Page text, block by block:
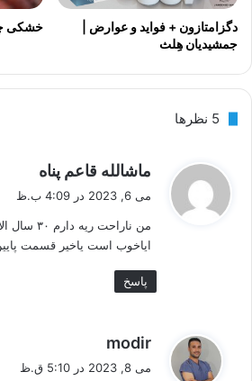
دگزامتازون + فواید و عوارض |
جمشیدیان هِلث
خشکی
‫5 نظرها
ماشالله قاعم پناه
:
می 6, 2023 در 4:09 ب.ظ
ایاخوب است یاخیر قسمت پایین
پاسخ
modir
می 8, 2023 در 5:10 ق.ظ